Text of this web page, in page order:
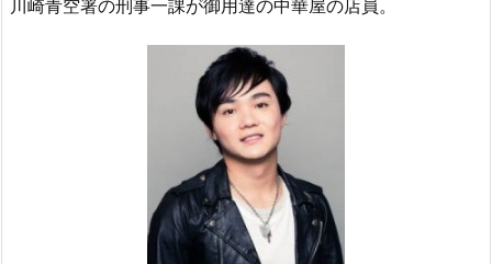
川崎青空署の刑事一課が御用達の中華屋の店員。